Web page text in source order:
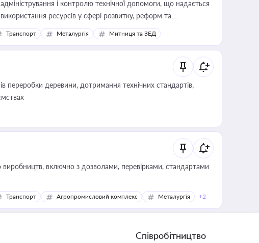
і контролю технічної допомоги, що надається
ресурсів у сфері розвитку, реформ та
Транспорт Металургія Митниця та ЗЕД
переробки деревини, дотримання технічних стандартів,
включно з дозволами, перевірками, стандартами
Транспорт Агропромисловий комплекс Металургія +2
Співробітництво